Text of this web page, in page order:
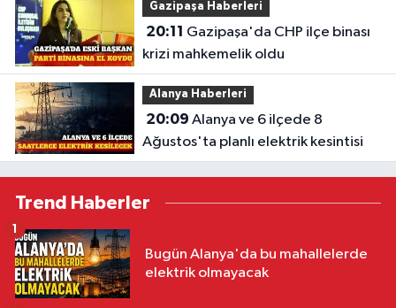
Gazipaşa Haberleri
20:11
krizi mahkemelik oldu
Alanya Haberleri
20:09
Ağustos'ta planlı elektrik kesintisi
Trend Haberler
Bugün Alanya'da bu mahallelerde
elektrik olmayacak
1